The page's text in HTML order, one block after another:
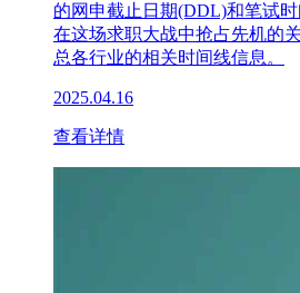
的网申截止日期(DDL)和笔试
在这场求职大战中抢占先机的
总各行业的相关时间线信息。
2025.04.16
查看详情